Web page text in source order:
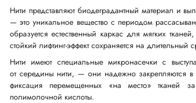
Нити представляют биодеградантный материал и
— это уникальное вещество с периодом
образуется естественный каркас для мягких
стойкий лифтинг-эффект сохраняется на длительный
Нити имеют специальные микронасечки с
от середины нити, — они надежно закрепляются в
фиксация перемещенных «на место» тканей за
полимолочной кислоты.